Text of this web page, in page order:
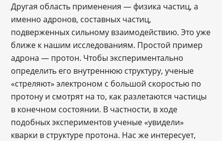
Другая область применения — физика частиц, а
именно адронов, составных частиц,
подверженных сильному взаимодействию. Это уже
ближе к нашим исследованиям. Простой пример
адрона — протон. Чтобы экспериментально
определить его внутреннюю структуру, ученые
«стреляют» электроном с большой скоростью по
протону и смотрят на то, как разлетаются частицы
в конечном состоянии. В частности, в ходе
подобных экспериментов ученые «увидели»
кварки в структуре протона. Нас же интересует,